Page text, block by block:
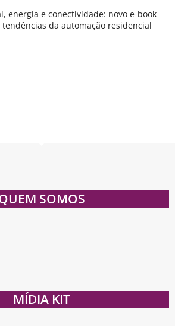
energia e conectividade: novo e-book
da automação residencial
SOMOS
MÍDIA KIT